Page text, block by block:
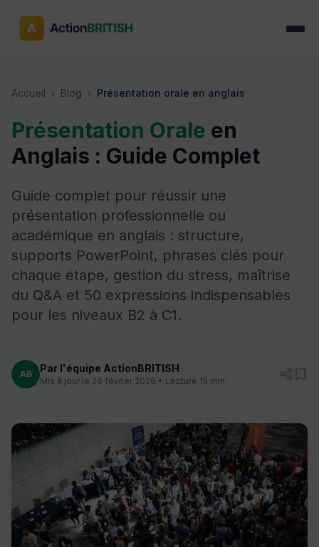
Accueil › Blog › Présentation orale en anglais
Présentation Orale en
Anglais : Guide Complet
Guide complet pour réussir une
présentation professionnelle ou
académique en anglais : structure,
supports PowerPoint, phrases clés pour
chaque étape, gestion du stress, maîtrise
du Q&A et 50 expressions indispensables
pour les niveaux B2 à C1.
AB Par l'équipe ActionBRITISH
Mis à jour le 26 février 2026 • Lecture 15 min